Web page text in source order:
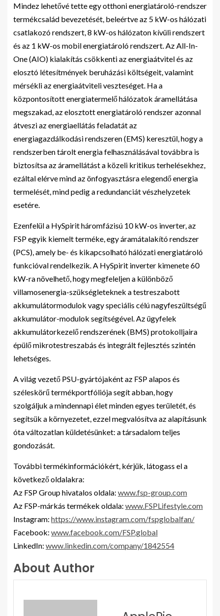
Mindez lehetővé tette egy otthoni energiatároló-rendszer
termékcsalád bevezetését, beleértve az 5 kW-os hálózati
csatlakozó rendszert, 8 kW-os hálózaton kívüli rendszert
és az 1 kW-os mobil energiatároló rendszert. Az All-In-
One (AIO) kialakítás csökkenti az energiaátvitel és az
elosztó létesítmények beruházási költségeit, valamint
mérsékli az energiaátviteli veszteséget. Ha a
központosított energiatermelő hálózatok áramellátása
megszakad, az elosztott energiatároló rendszer azonnal
átveszi az energiaellátás feladatát az
energiagazdálkodási rendszeren (EMS) keresztül, hogy a
rendszerben tárolt energia felhasználásával továbbra is
biztosítsa az áramellátást a közeli kritikus terhelésekhez,
ezáltal elérve mind az önfogyasztásra elegendő energia
termelését, mind pedig a redundanciát vészhelyzetek
esetére.
Ezenfelül a HySpirit háromfázisú 10 kW-os inverter, az
FSP egyik kiemelt terméke, egy áramátalakító rendszer
(PCS), amely be- és kikapcsolható hálózati energiatároló
funkcióval rendelkezik. A HySpirit inverter kimenete 60
kW-ra növelhető, hogy megfeleljen a különböző
villamosenergia-szükségleteknek a testreszabott
akkumulátormodulok vagy speciális célú nagyfeszültségű
akkumulátor-modulok segítségével. Az ügyfelek
akkumulátorkezelő rendszerének (BMS) protokolljaira
épülő mikrotestreszabás és integrált fejlesztés szintén
lehetséges.
A világ vezető PSU-gyártójaként az FSP alapos és
széleskörű termékportfóliója segít abban, hogy
szolgáljuk a mindennapi élet minden egyes területét, és
segítsük a környezetet, ezzel megvalósítva az alapításunk
óta változatlan küldetésünket: a társadalom teljes
gondozását.
További termékinformációkért, kérjük, látogass el a
következő oldalakra:
Az FSP Group hivatalos oldala: www.fsp-group.com
Az FSP-márkás termékek oldala: www.FSPLifestyle.com
Instagram: https://www.instagram.com/fspglobalfan/
Facebook: www.facebook.com/FSP.global
LinkedIn: www.linkedin.com/company/1842554
About Author